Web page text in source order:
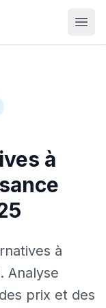
à
à
Analyse
prix et des